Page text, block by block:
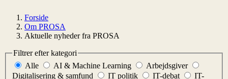
Forside
Om PROSA
Aktuelle nyheder fra PROSA
Filtrer efter kategori
Alle
AI & Machine Learning
Arbejdsgiver
Digitalisering & samfund
IT politik IT-debat IT-